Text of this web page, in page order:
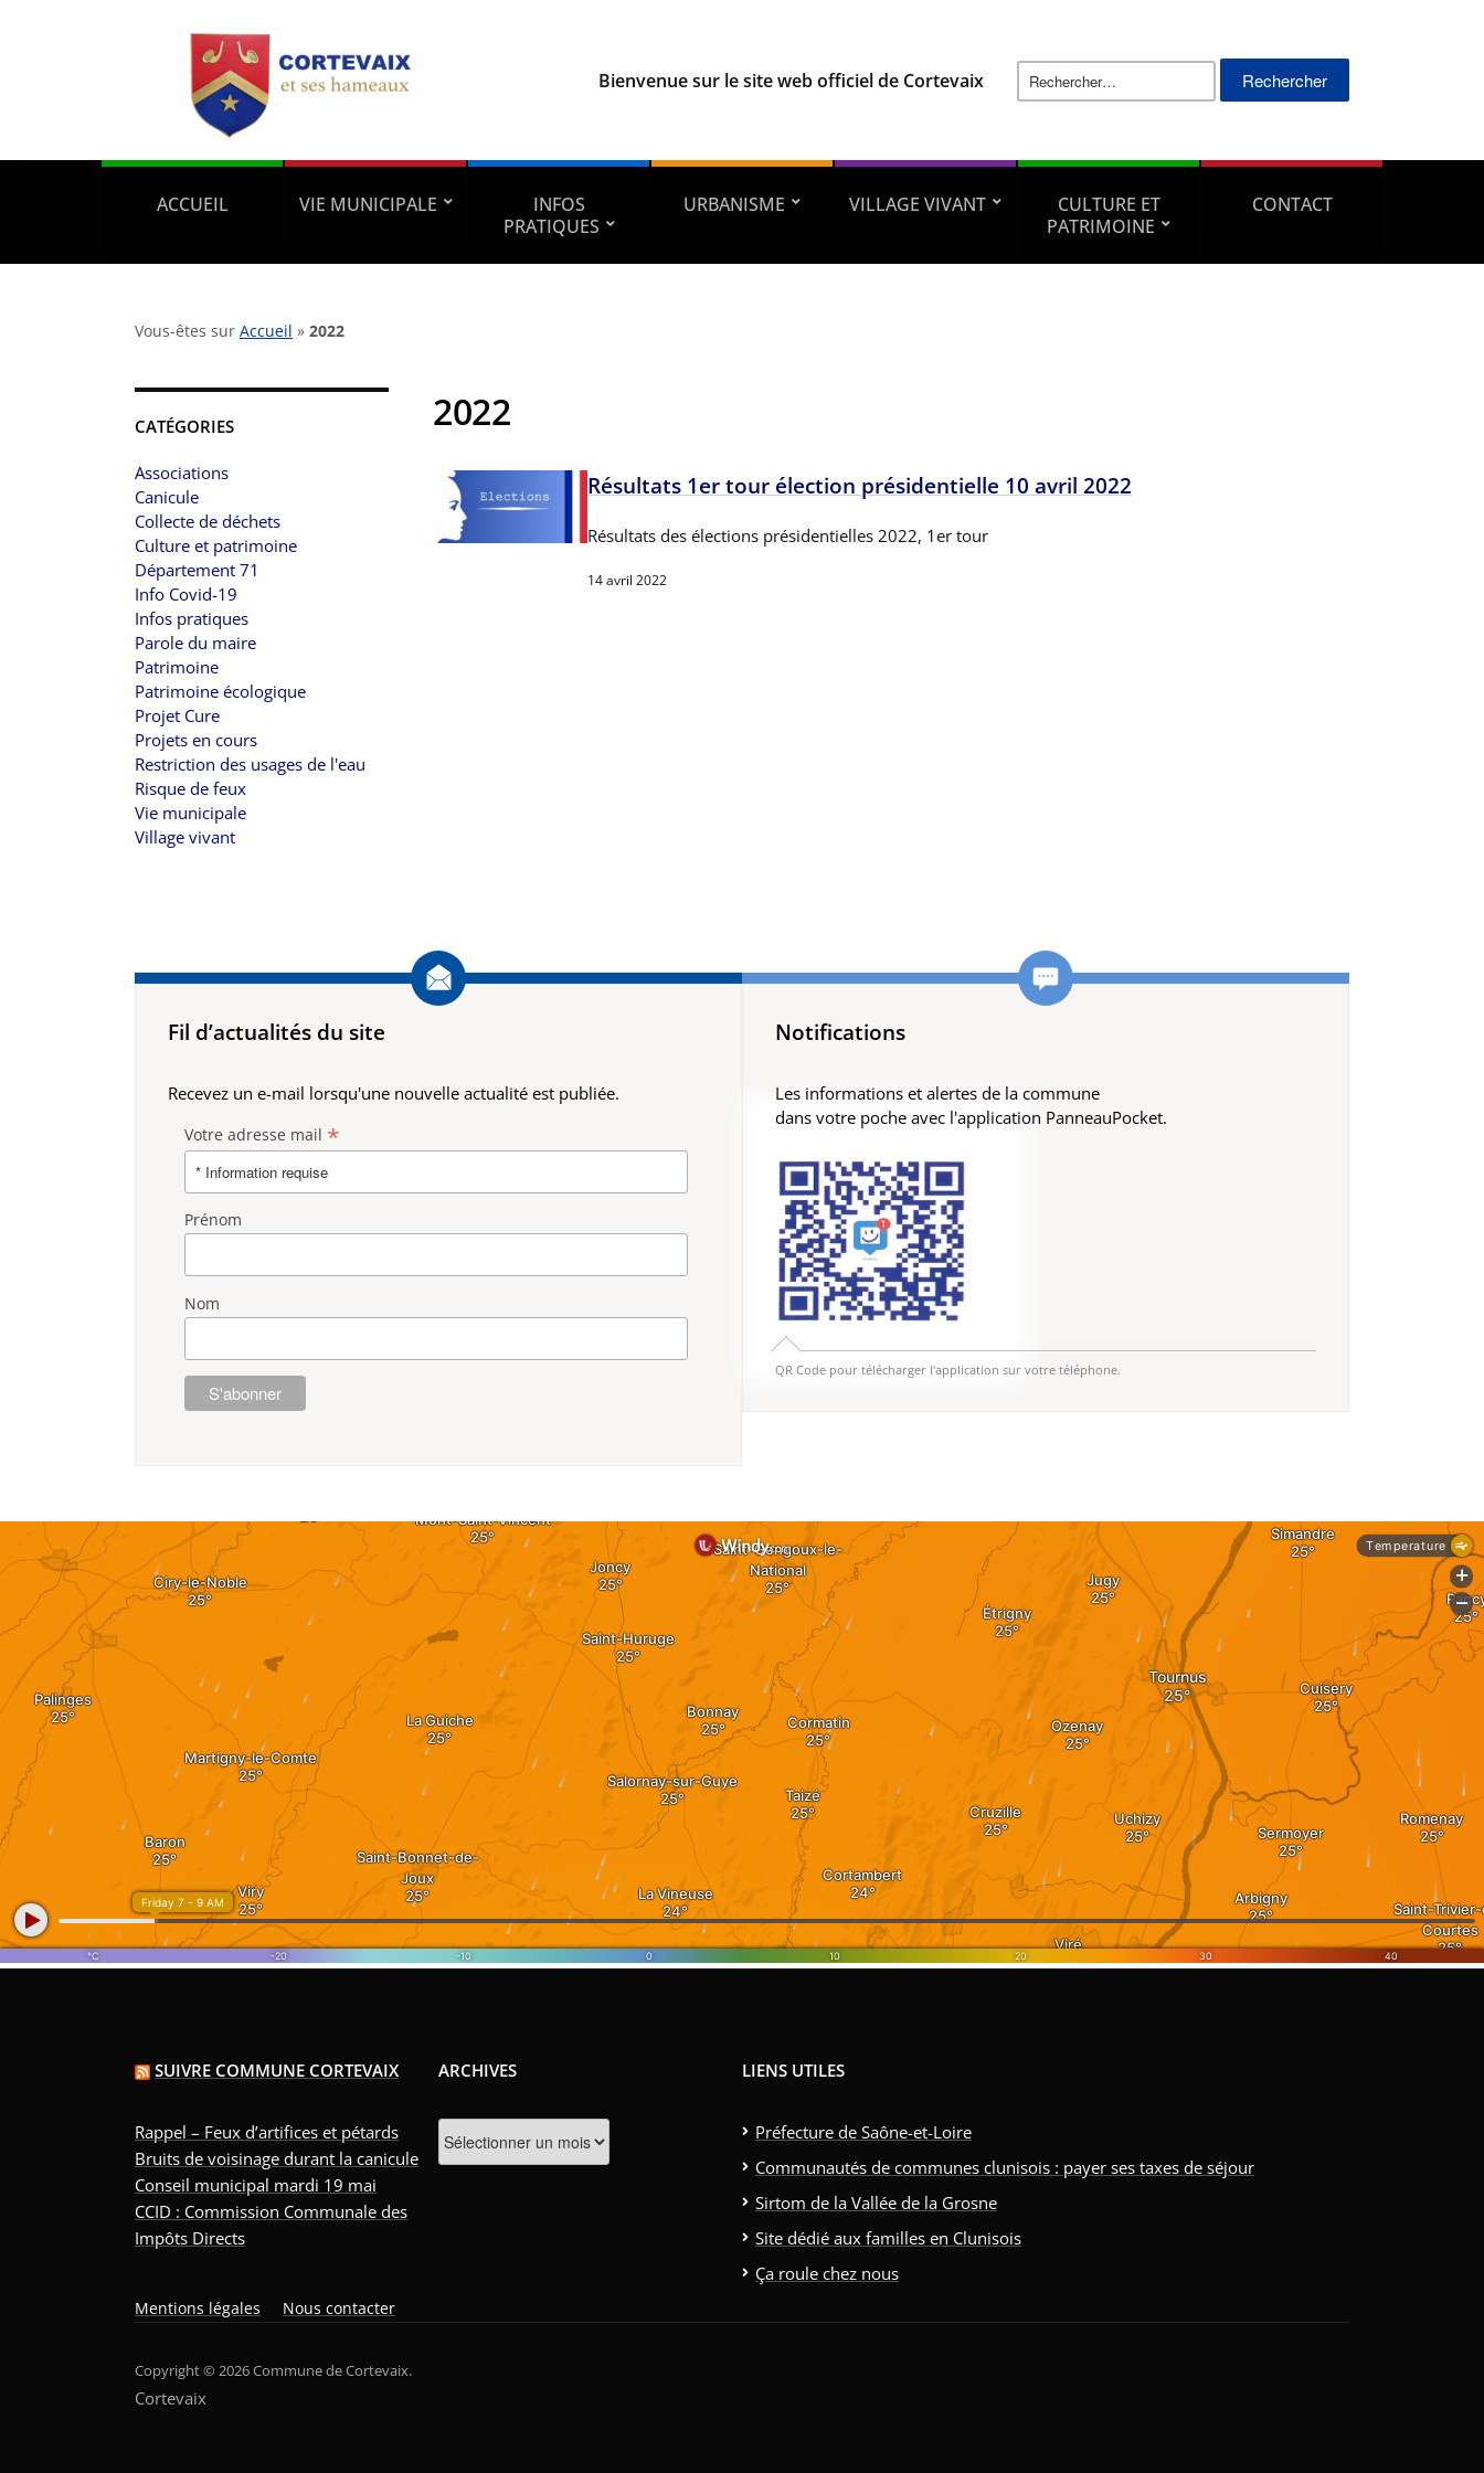
Bienvenue sur le site web officiel de Cortevaix
Rechercher :
ACCUEIL VIE MUNICIPALE
INFOS
PRATIQUES
URBANISME VILLAGE VIVANT
CULTURE ET
PATRIMOINE
CONTACT
Vous-êtes sur Accueil » 2022
CATÉGORIES
Associations
Canicule
Collecte de déchets
Culture et patrimoine
Département 71
Info Covid-19
Infos pratiques
Parole du maire
Patrimoine
Patrimoine écologique
Projet Cure
Projets en cours
Restriction des usages de l'eau
Risque de feux
Vie municipale
Village vivant
2022
Résultats 1er tour élection présidentielle 10 avril 2022
Résultats des élections présidentielles 2022, 1er tour
14 avril 2022
Fil d’actualités du site
Recevez un e-mail lorsqu'une nouvelle actualité est publiée.
Votre adresse mail *
Prénom
Nom
Notifications
Les informations et alertes de la commune
dans votre poche avec l'application PanneauPocket.
QR Code pour télécharger l'application sur votre téléphone.
SUIVRE COMMUNE CORTEVAIX
Rappel – Feux d’artifices et pétards
Bruits de voisinage durant la canicule
Conseil municipal mardi 19 mai
CCID : Commission Communale des
Impôts Directs
ARCHIVES LIENS UTILES
Préfecture de Saône-et-Loire
Communautés de communes clunisois : payer ses taxes de séjour
Sirtom de la Vallée de la Grosne
Site dédié aux familles en Clunisois
Ça roule chez nous
Mentions légales Nous contacter
Copyright © 2026 Commune de Cortevaix.
Cortevaix